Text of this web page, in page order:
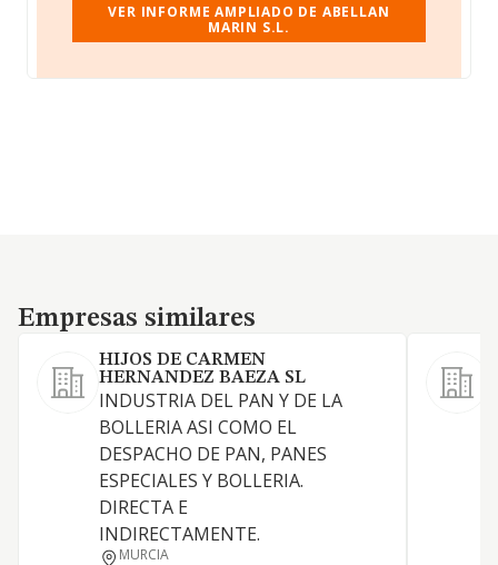
VER INFORME AMPLIADO DE ABELLAN
MARIN S.L.
Empresas similares
Empresas similares
HIJOS DE CARMEN
HERNANDEZ BAEZA SL
INDUSTRIA DEL PAN Y DE LA
BOLLERIA ASI COMO EL
DESPACHO DE PAN, PANES
ESPECIALES Y BOLLERIA.
DIRECTA E
INDIRECTAMENTE.
MURCIA